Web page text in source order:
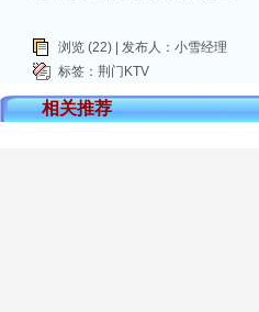
相关推荐
浏览 (22) | 发布人：小雪经理
标签： 荆门KTV